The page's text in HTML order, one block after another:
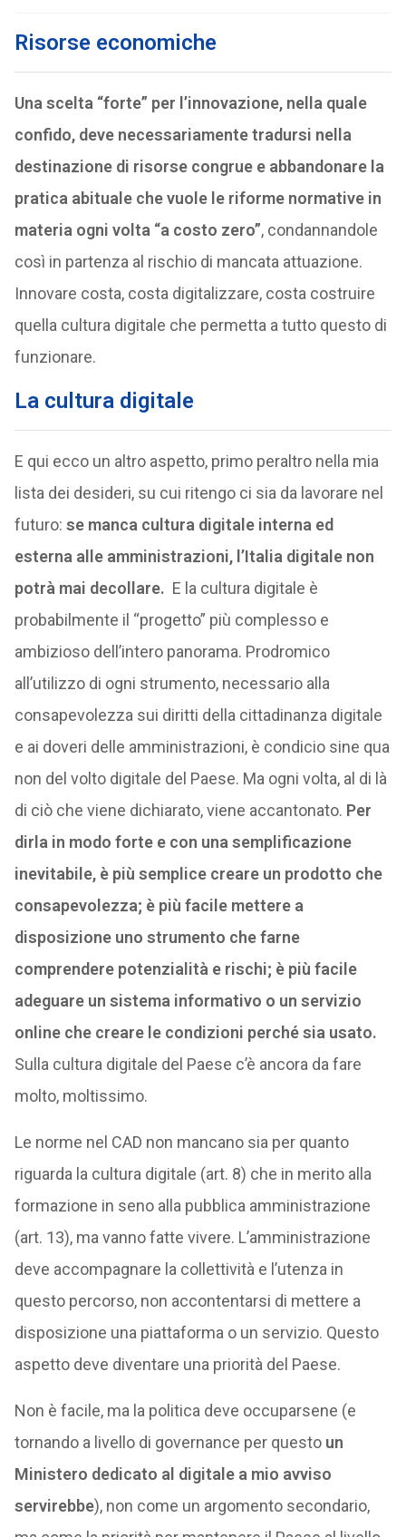
Risorse economiche
Una scelta “forte” per l’innovazione, nella quale
confido, deve necessariamente tradursi nella
destinazione di risorse congrue e abbandonare la
pratica abituale che vuole le riforme normative in
materia ogni volta “a costo zero”, condannandole
così in partenza al rischio di mancata attuazione.
Innovare costa, costa digitalizzare, costa costruire
quella cultura digitale che permetta a tutto questo di
funzionare.
La cultura digitale
E qui ecco un altro aspetto, primo peraltro nella mia
lista dei desideri, su cui ritengo ci sia da lavorare nel
futuro: se manca cultura digitale interna ed
esterna alle amministrazioni, l’Italia digitale non
potrà mai decollare. E la cultura digitale è
probabilmente il “progetto” più complesso e
ambizioso dell’intero panorama. Prodromico
all’utilizzo di ogni strumento, necessario alla
consapevolezza sui diritti della cittadinanza digitale
e ai doveri delle amministrazioni, è condicio sine qua
non del volto digitale del Paese. Ma ogni volta, al di là
di ciò che viene dichiarato, viene accantonato. Per
dirla in modo forte e con una semplificazione
inevitabile, è più semplice creare un prodotto che
consapevolezza; è più facile mettere a
disposizione uno strumento che farne
comprendere potenzialità e rischi; è più facile
adeguare un sistema informativo o un servizio
online che creare le condizioni perché sia usato.
Sulla cultura digitale del Paese c’è ancora da fare
molto, moltissimo.
Le norme nel CAD non mancano sia per quanto
riguarda la cultura digitale (art. 8) che in merito alla
formazione in seno alla pubblica amministrazione
(art. 13), ma vanno fatte vivere. L’amministrazione
deve accompagnare la collettività e l’utenza in
questo percorso, non accontentarsi di mettere a
disposizione una piattaforma o un servizio. Questo
aspetto deve diventare una priorità del Paese.
Non è facile, ma la politica deve occuparsene (e
tornando a livello di governance per questo un
Ministero dedicato al digitale a mio avviso
servirebbe), non come un argomento secondario,